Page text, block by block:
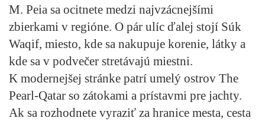
M. Peia sa ocitnete medzi najvzácnejšími
zbierkami v regióne. O pár ulíc ďalej stojí Súk
Waqif, miesto, kde sa nakupuje korenie, látky a
kde sa v podvečer stretávajú miestni.
K modernejšej stránke patrí umelý ostrov The
Pearl-Qatar so zátokami a prístavmi pre jachty.
Ak sa rozhodnete vyraziť za hranice mesta, cesta